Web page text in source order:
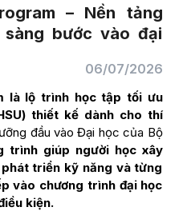
– Nền tảng
bước vào đại
06/07/2026
là lộ trình học tập tối ưu
thiết kế dành cho thí
đầu vào Đại học của Bộ
trình giúp người học xây
triển kỹ năng và từng
vào chương trình đại học
kiện.